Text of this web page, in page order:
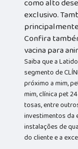
como alto
exclusivo.
Confira
vacina para
Saiba que a
segmento de
próximo a mim,
mim, clínica pet
tosas, entre
investimentos da
instalações de
do cliente e a